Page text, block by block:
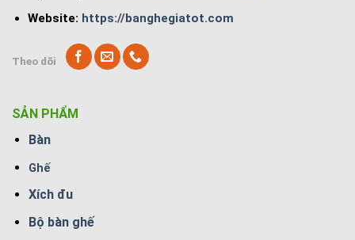
Website: https://banghegiatot.com
Theo dõi
SẢN PHẨM
Bàn
Ghế
Xích đu
Bộ bàn ghế